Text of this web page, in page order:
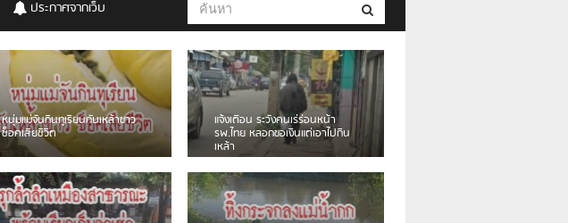
ประกาศจากเว็บ
ชาวเน็ตฮา! รถเครื่องแม่สายชน
ป้ายร้านโลงศพแล้วหนี พบเสาหัก
เบรคหัก หวิดได้ใช้บริการ
เดือนร้อน! ชาวเชียงรายบ่นรถ
Isuzu สีขาวซิ่งบายพาสเสียงดัง
สร้างความรำคาญ